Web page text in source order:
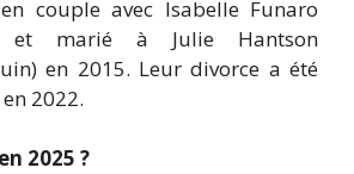
couple avec Isabelle Funaro
et marié à Julie Hantson
en 2015. Leur divorce a été
2022.
2025 ?